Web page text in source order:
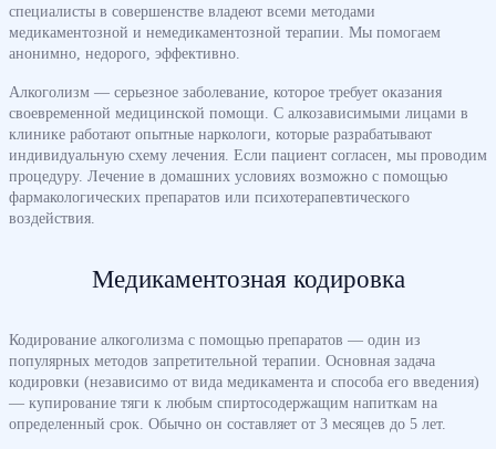
специалисты в совершенстве владеют всеми методами
медикаментозной и немедикаментозной терапии. Мы помогаем
анонимно, недорого, эффективно.
Алкоголизм — серьезное заболевание, которое требует оказания
своевременной медицинской помощи. С алкозависимыми лицами в
клинике работают опытные наркологи, которые разрабатывают
индивидуальную схему лечения. Если пациент согласен, мы проводим
процедуру. Лечение в домашних условиях возможно с помощью
фармакологических препаратов или психотерапевтического
воздействия.
Медикаментозная кодировка
Кодирование алкоголизма с помощью препаратов — один из
популярных методов запретительной терапии. Основная задача
кодировки (независимо от вида медикамента и способа его введения)
— купирование тяги к любым спиртосодержащим напиткам на
определенный срок. Обычно он составляет от 3 месяцев до 5 лет.